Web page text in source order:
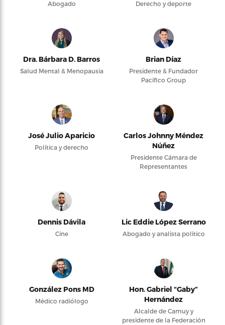
Abogado Derecho y deporte
Dra. Bárbara D. Barros
Salud Mental & Menopausia
Brian Díaz
Presidente & Fundador
Pacifico Group
José Julio Aparicio
Política y derecho
Carlos Johnny Méndez
Núñez
Presidente Cámara de
Representantes
Dennis Dávila
Cine
Lic Eddie López Serrano
Abogado y analista político
González Pons MD
Médico radiólogo
Hon. Gabriel “Gaby”
Hernández
Alcalde de Camuy y
presidente de la Federación